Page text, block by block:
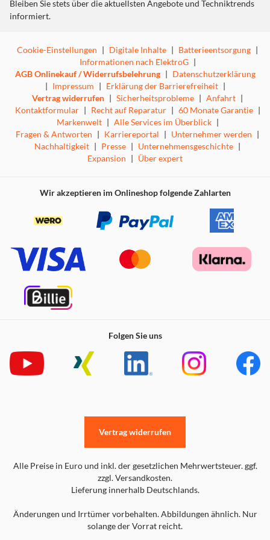
Bleiben Sie stets über die aktuellsten Angebote und Techniktrends
informiert.
Cookie-Einstellungen | Digitale Inhalte | Batterieentsorgung |
Informationen nach ElektroG |
AGB Onlinekauf / Widerrufsbelehrung | Datenschutzerklärung
| Impressum | Erklärung der Barrierefreiheit |
Vertrag widerrufen | Sicherheitsprobleme | Anfahrt |
Kontaktformular | Recht auf Reparatur | 60 Monate Garantie |
Markenwelt | Alle Services im Überblick |
Fragen & Antworten | Karriereportal | Unternehmer werden |
Nachhaltigkeit | Presse | Unternehmensgeschichte |
Expansion | Über expert
Wir akzeptieren im Onlineshop folgende Zahlarten
Folgen Sie uns
Alle Preise in Euro und inkl. der gesetzlichen Mehrwertsteuer. ggf.
zzgl. Versandkosten.
Lieferung innerhalb Deutschlands.
Änderungen und Irrtümer vorbehalten. Abbildungen ähnlich. Nur
solange der Vorrat reicht.
Vertrag widerrufen